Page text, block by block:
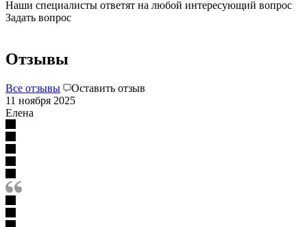
Наши специалисты ответят на любой интересующий вопрос
Задать вопрос
Отзывы
Все отзывы
Оставить отзыв
11 ноября 2025
Елена